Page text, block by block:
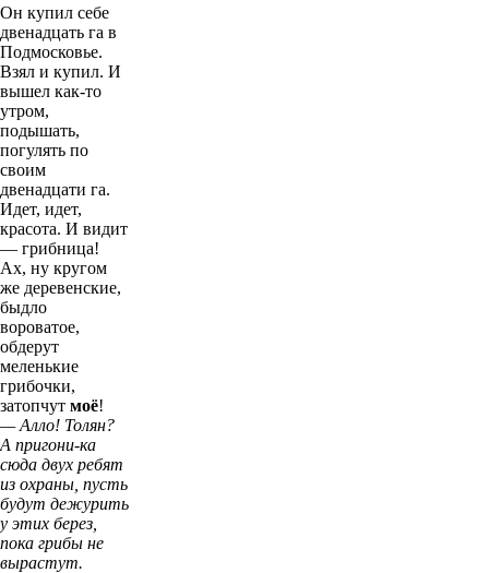
Он купил себе
двенадцать га в
Подмосковье.
Взял и купил. И
вышел как-то
утром,
подышать,
погулять по
своим
двенадцати га.
Идет, идет,
красота. И видит
— грибница!
Ах, ну кругом
же деревенские,
быдло
вороватое,
обдерут
меленькие
грибочки,
затопчут моё!
— Алло! Толян?
А пригони-ка
сюда двух ребят
из охраны, пусть
будут дежурить
у этих берез,
пока грибы не
вырастут.